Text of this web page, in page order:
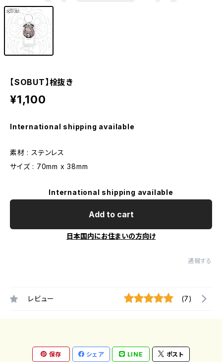
【SOBUT】栓抜き
¥1,100
International shipping available
素材 : ステンレス
サイズ : 70mm x 38mm
International shipping available
Add to cart
日本国内にお住まいの方向け
通報する
レビュー (7)
保存 シェア LINE ポスト